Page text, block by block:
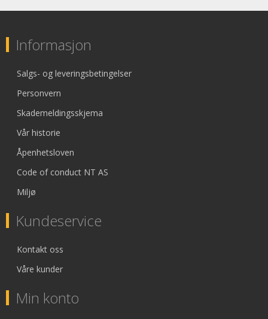
Informasjon
Salgs- og leveringsbetingelser
Personvern
Skademeldingsskjema
Vår historie
Åpenhetsloven
Code of conduct NT AS
Miljø
Kundeservice
Kontakt oss
Våre kunder
Min konto